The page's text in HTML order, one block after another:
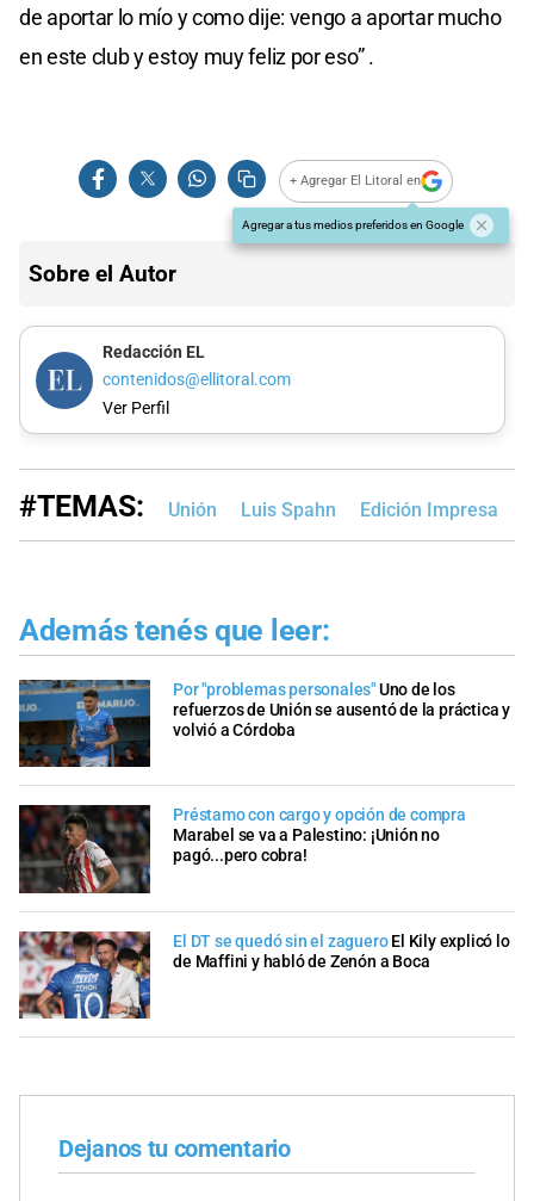
de aportar lo mío y como dije: vengo a aportar mucho
en este club y estoy muy feliz por eso” .
+ Agregar El Litoral en
Agregar a tus medios preferidos en Google
Sobre el Autor
Redacción EL
contenidos@ellitoral.com
Ver Perfil
#TEMAS: Unión Luis Spahn Edición Impresa
Además tenés que leer:
Por "problemas personales"Uno de los
refuerzos de Unión se ausentó de la práctica y
volvió a Córdoba
Préstamo con cargo y opción de compra
Marabel se va a Palestino: ¡Unión no
pagó...pero cobra!
El DT se quedó sin el zaguero El Kily explicó lo
de Maffini y habló de Zenón a Boca
Dejanos tu comentario